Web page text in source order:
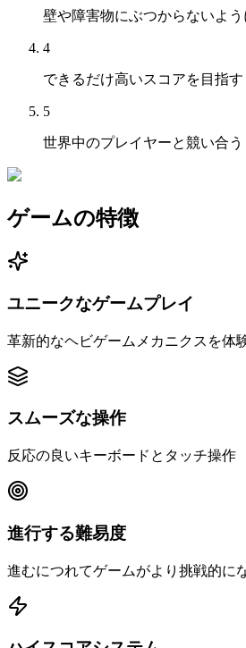
壁や障害物にぶつからないよう
4
できるだけ高いスコアを目指す
5
世界中のプレイヤーと競い合う
ゲームの特徴
ユニークなゲームプレイ
革新的なヘビゲームメカニクスを体
スムーズな操作
反応の良いキーボードとタッチ操作
進行する難易度
進むにつれてゲームがより挑戦的に